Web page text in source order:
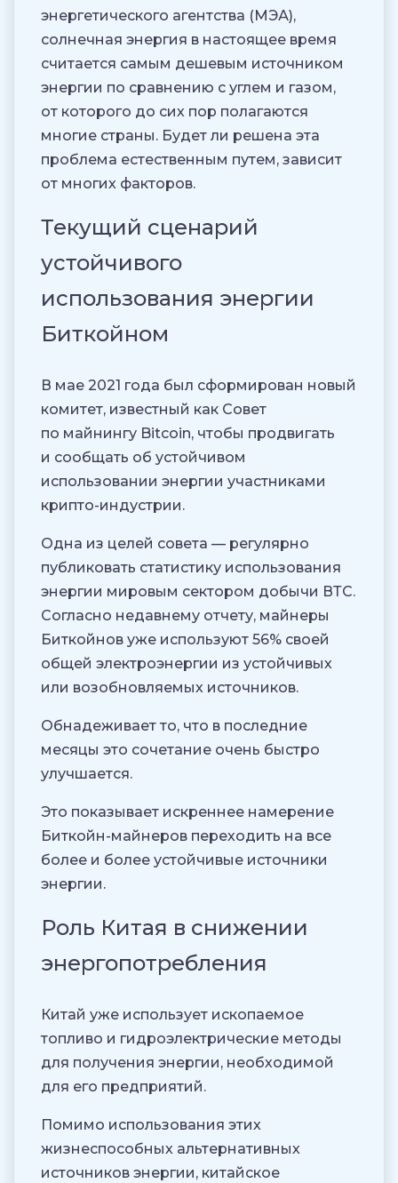
энергетического агентства (МЭА),
солнечная энергия в настоящее время
считается самым дешевым источником
энергии по сравнению с углем и газом,
от которого до сих пор полагаются
многие страны. Будет ли решена эта
проблема естественным путем, зависит
от многих факторов.
Текущий сценарий
устойчивого
использования энергии
Биткойном
В мае 2021 года был сформирован новый
комитет, известный как Совет
по майнингу Bitcoin, чтобы продвигать
и сообщать об устойчивом
использовании энергии участниками
крипто-индустрии.
Одна из целей совета — регулярно
публиковать статистику использования
энергии мировым сектором добычи ВТС.
Согласно недавнему отчету, майнеры
Биткойнов уже используют 56% своей
общей электроэнергии из устойчивых
или возобновляемых источников.
Обнадеживает то, что в последние
месяцы это сочетание очень быстро
улучшается.
Это показывает искреннее намерение
Биткойн-майнеров переходить на все
более и более устойчивые источники
энергии.
Роль Китая в снижении
энергопотребления
Китай уже использует ископаемое
топливо и гидроэлектрические методы
для получения энергии, необходимой
для его предприятий.
Помимо использования этих
жизнеспособных альтернативных
источников энергии, китайское